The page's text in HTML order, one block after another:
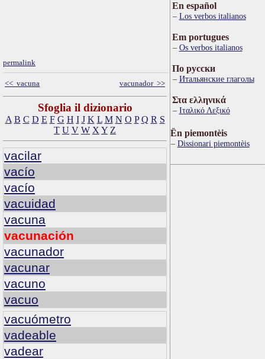
permalink
<< vacuna vacunador >>
Sfoglia il dizionario
A B C D E F G H I J K L M N O P Q R S
T U V W X Y Z
vacilar
vacío
vacío
vacuidad
vacuna
vacunación
vacunador
vacunar
vacuno
vacuo
vacuómetro
vadeable
vadear
En español
Los verbos italianos
Em portugues
Os verbos italianos
По русски
Итальянские глаголы
Στα ελληνικά
Ιταλικό Λεξικό
Ën piemontèis
Dissionari piemontèis